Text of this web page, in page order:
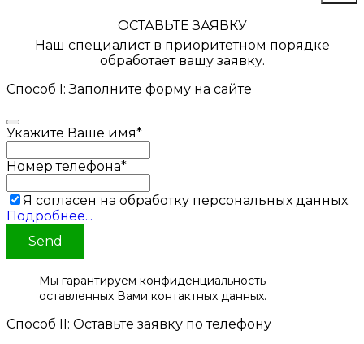
ОСТАВЬТЕ ЗАЯВКУ
Наш специалист в приоритетном порядке
обработает вашу заявку.
Способ I: Заполните форму на сайте
Укажите Ваше имя*
Номер телефона*
Я согласен на обработку персональных данных.
Подробнее...
Send
Мы гарантируем конфиденциальность
оставленных Вами контактных данных.
Способ II: Оставьте заявку по телефону